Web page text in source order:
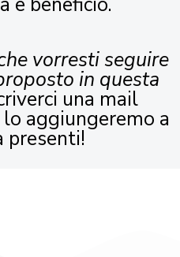
vorresti seguire
in questa
una mail
lo aggiungeremo a
presenti!